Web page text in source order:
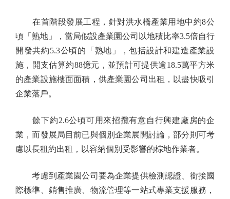
在首階段發展工程，針對洪水橋產業用地中約8公
頃「熟地」，當局假設產業園公司以地積比率3.5倍自行
開發共約5.3公頃的「熟地」，包括設計和建造產業設
施，開支估算約88億元，並預計可提供逾18.5萬平方米
的產業設施樓面面積，供產業園公司出租，以盡快吸引
企業落戶。
餘下約2.6公頃可用來招攬有意自行興建廠房的企
業，而發展局目前已與個別企業展開討論，部分則可考
慮以長租約出租，以容納個別受影響的棕地作業者。
考慮到產業園公司要為企業提供檢測認證、銜接國
際標準、銷售推廣、物流管理等一站式專業支援服務，